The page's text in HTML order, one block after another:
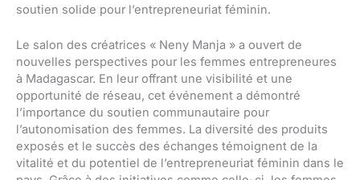
soutien solide pour l’entrepreneuriat féminin.
Le salon des créatrices « Neny Manja » a ouvert de
nouvelles perspectives pour les femmes entrepreneures
à Madagascar. En leur offrant une visibilité et une
opportunité de réseau, cet événement a démontré
l’importance du soutien communautaire pour
l’autonomisation des femmes. La diversité des produits
exposés et le succès des échanges témoignent de la
vitalité et du potentiel de l’entrepreneuriat féminin dans le